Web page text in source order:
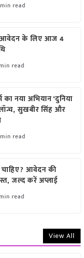
read
आवेदन के लिए आज 4
read
का नया अभियान ‘दुनिया
सुखबीर सिंह और
read
चाहिए? आवेदन की
जल्द करें अप्लाई
read
View All